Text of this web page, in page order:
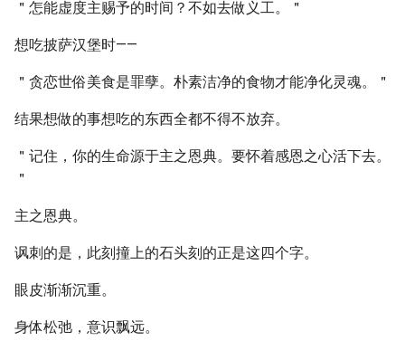
＂怎能虚度主赐予的时间？不如去做义工。＂
想吃披萨汉堡时——
＂贪恋世俗美食是罪孽。朴素洁净的食物才能净化灵魂。＂
结果想做的事想吃的东西全都不得不放弃。
＂记住，你的生命源于主之恩典。要怀着感恩之心活下去。
＂
主之恩典。
讽刺的是，此刻撞上的石头刻的正是这四个字。
眼皮渐渐沉重。
身体松弛，意识飘远。